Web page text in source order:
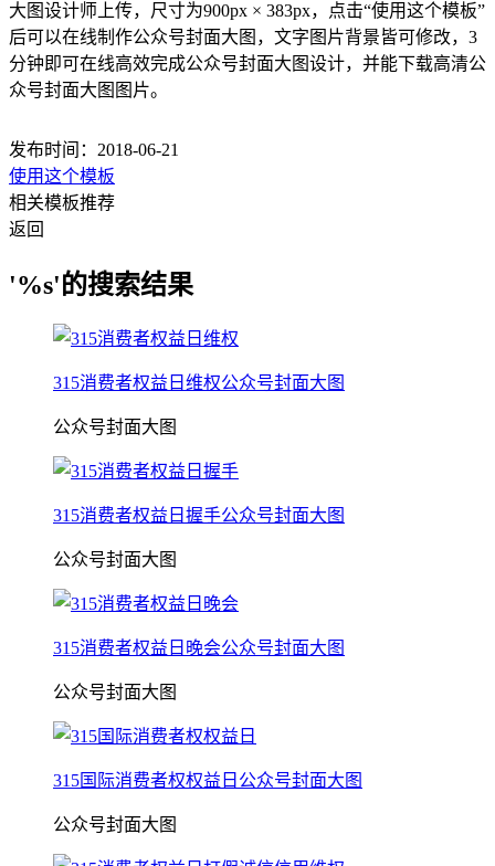
大图设计师上传，尺寸为900px × 383px，点击“使用这个模板”
后可以在线制作公众号封面大图，文字图片背景皆可修改，3
分钟即可在线高效完成公众号封面大图设计，并能下载高清公
众号封面大图图片。
发布时间：2018-06-21
使用这个模板
相关模板推荐
返回
'%s'的搜索结果
315消费者权益日维权公众号封面大图
公众号封面大图
315消费者权益日握手公众号封面大图
公众号封面大图
315消费者权益日晚会公众号封面大图
公众号封面大图
315国际消费者权权益日公众号封面大图
公众号封面大图